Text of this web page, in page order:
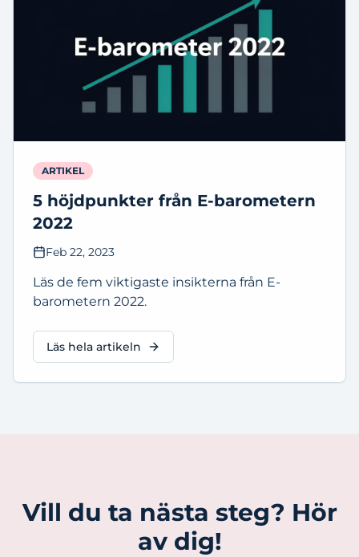
ARTIKEL
5 höjdpunkter från E-barometern
2022
Feb 22, 2023
Läs de fem viktigaste insikterna från E-
barometern 2022.
Läs hela artikeln
Vill du ta nästa steg? Hör
av dig!